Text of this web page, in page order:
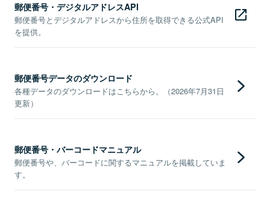
郵便番号・デジタルアドレスAPI
郵便番号とデジタルアドレスから住所を取得できる公式API
を提供。
郵便番号データのダウンロード
各種データのダウンロードはこちらから。（2026年7月31日
更新）
郵便番号・バーコードマニュアル
郵便番号や、バーコードに関するマニュアルを掲載していま
す。